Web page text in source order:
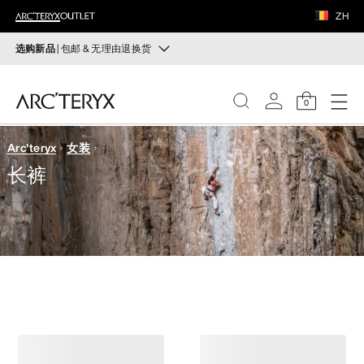
ZH
选购新品| 包邮 & 无理由退换货
运动员的需求，设计师的动力——在优化现有畅销产品的
同时，启发全新的解决方案。新款装备定期上架。
选购女士 选购男士
无理由退换货
改变主意了？ 30天内购买的符合条件的商品可退换货。
开始免费退货 。
0
女士
男士
鞋履
装备
VEILANCE
发现
Arc'teryx 女装
长裤